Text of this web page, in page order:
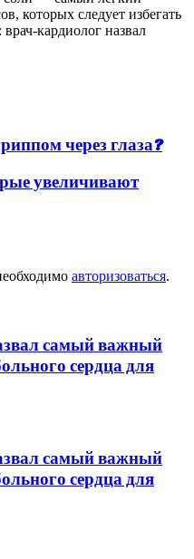
которых следует избегать
кардиолог назвал
через глаза?
увеличивают
авторизоваться.
самый важный
сердца для
самый важный
сердца для